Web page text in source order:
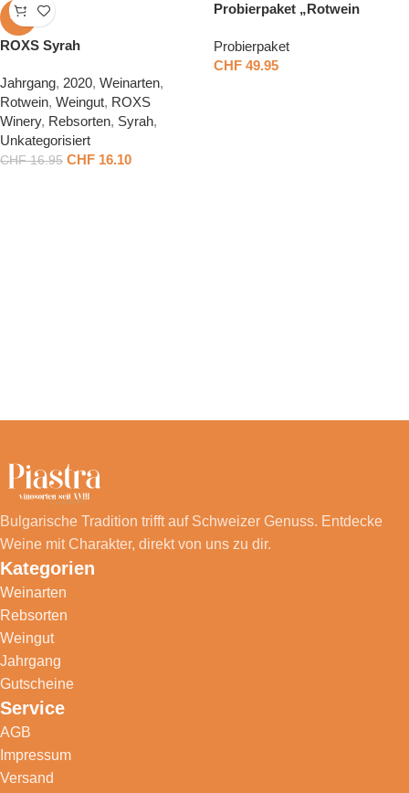
-5%
ROXS Syrah
Jahrgang, 2020, Weinarten,
Rotwein, Weingut, ROXS
Winery, Rebsorten, Syrah,
Unkategorisiert
CHF16.95 CHF 16.10
Probierpaket „Rotwein
Probierpaket
CHF 49.95
Bulgarische Tradition trifft auf Schweizer Genuss. Entdecke
Weine mit Charakter, direkt von uns zu dir.
Kategorien
Weinarten
Rebsorten
Weingut
Jahrgang
Gutscheine
Service
AGB
Impressum
Versand